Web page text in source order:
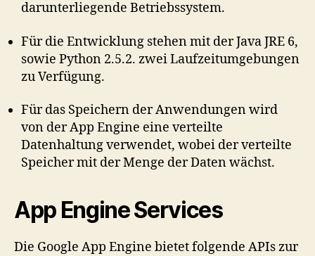
darunterliegende Betriebssystem.
Für die Entwicklung stehen mit der Java JRE 6,
sowie Python 2.5.2. zwei Laufzeitumgebungen
zu Verfügung.
Für das Speichern der Anwendungen wird
von der App Engine eine verteilte
Datenhaltung verwendet, wobei der verteilte
Speicher mit der Menge der Daten wächst.
App Engine Services
Die Google App Engine bietet folgende APIs zur